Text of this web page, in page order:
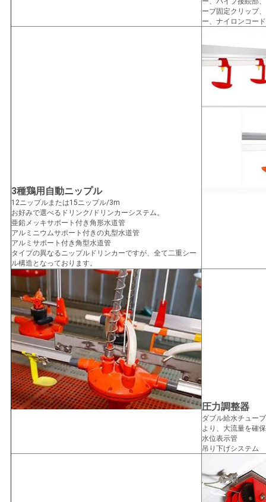
ーブ固定クリップ
ー、ナイロンコー
3種鶏用自動ニップル
12ニップルまたは15ニップル/3m
お好みで選べるドリンク/ドリンカーシステム。
亜鉛メッキサポート付き角形水道管
アルミニウムサポート付きの丸型水道管
アルミサポート付き角型水道管
タイプの異なるニップルドリンカーですが、全て二重シー
ル構造となっております。
圧力調整器
ダブル給水チュー
より、大流量を確
水位表示管
吊り下げシステム